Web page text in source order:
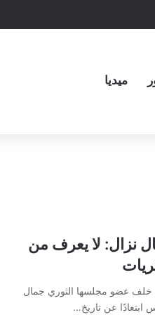
ميديا
نزال: لا يعرف من
خلف عضو مجلسها الثوري جمال
ابتعادًا عن تاريخ…